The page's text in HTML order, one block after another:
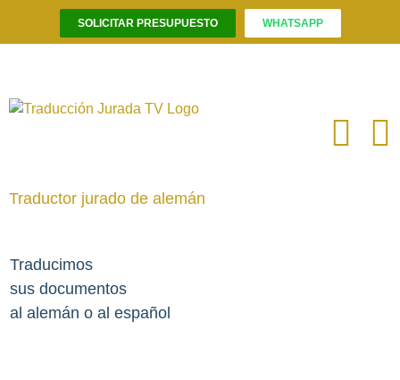
contenido
SOLICITAR PRESUPUESTO WHATSAPP
Traductor jurado de alemán
Traducimos
sus documentos
al alemán o al español